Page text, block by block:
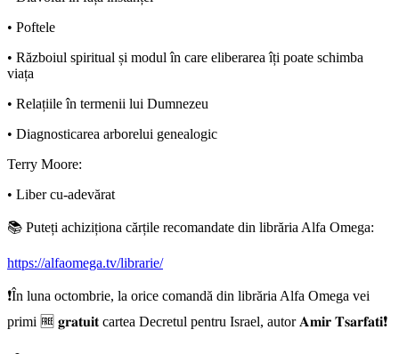
• Poftele
• Războiul spiritual și modul în care eliberarea îți poate schimba
viața
• Relațiile în termenii lui Dumnezeu
• Diagnosticarea arborelui genealogic
Terry Moore:
• Liber cu-adevărat
📚 Puteți achiziționa cărțile recomandate din librăria Alfa Omega:
https://alfaomega.tv/librarie/
❗În luna octombrie, la orice comandă din librăria Alfa Omega vei
primi 🆓 𝐠𝐫𝐚𝐭𝐮𝐢𝐭 cartea Decretul pentru Israel, autor 𝐀𝐦𝐢𝐫 𝐓𝐬𝐚𝐫𝐟𝐚𝐭𝐢❗